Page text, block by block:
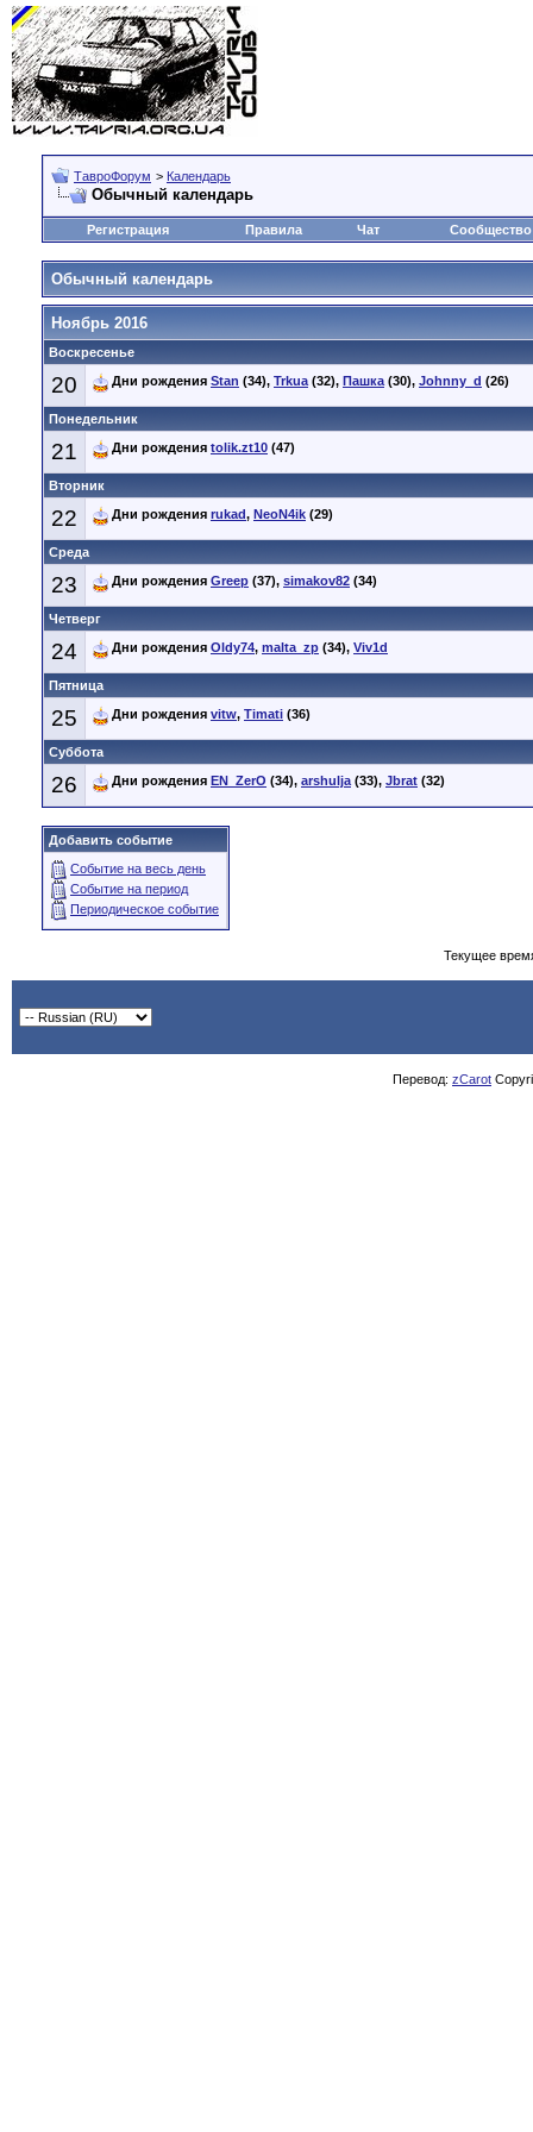
ТавроФорум > Календарь
Обычный календарь
Регистрация Правила Чат Сообщество
Обычный календарь
Ноябрь 2016
Воскресенье
20 Дни рождения Stan (34), Trkua(32), Пашка(30), Johnny_d (26)
Понедельник
21 Дни рождения tolik.zt10 (47)
Вторник
22 Дни рождения rukad, NeoN4ik (29)
Среда
23 Дни рождения Greep (37), simakov82 (34)
Четверг
24 Дни рождения Oldy74, malta_zp (34), Viv1d
Пятница
25 Дни рождения vitw, Timati (36)
Суббота
26 Дни рождения EN_ZerO (34), arshulja(33), Jbrat (32)
Добавить событие
Событие на весь день
Событие на период
Периодическое событие
Текущее
Перевод: zCarot